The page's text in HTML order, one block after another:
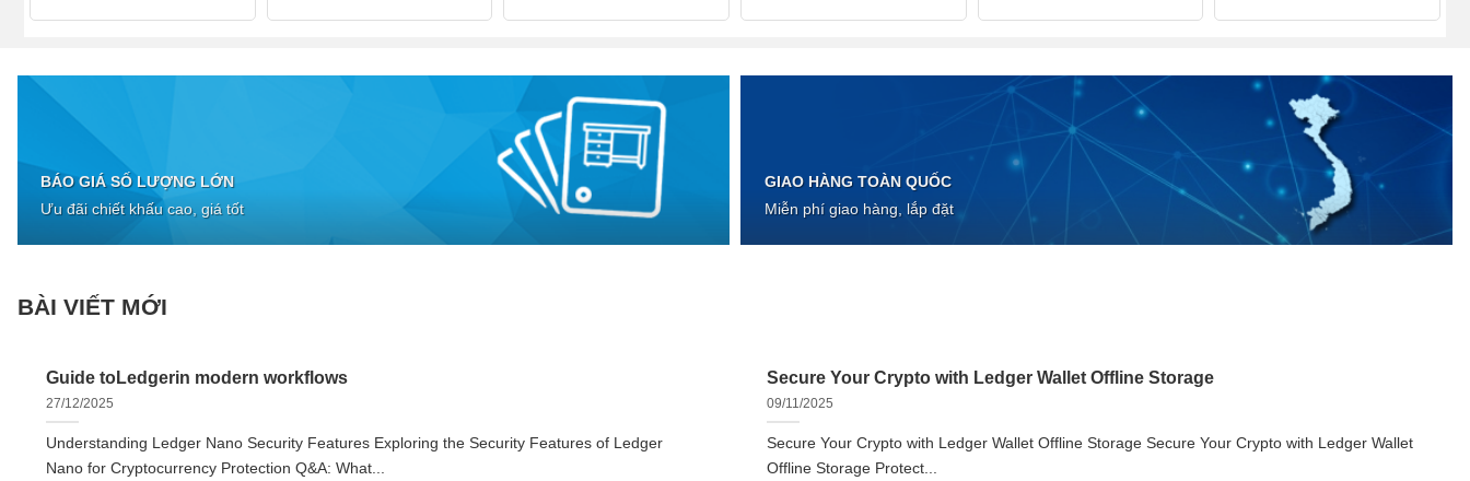
BÁO GIÁ SỐ LƯỢNG LỚN
Ưu đãi chiết khấu cao, giá tốt
GIAO HÀNG TOÀN QUỐC
Miễn phí giao hàng, lắp đặt
BÀI VIẾT MỚI
Guide toLedgerin modern workflows
27/12/2025
Understanding Ledger Nano Security Features Exploring the Security Features of Ledger
Nano for Cryptocurrency Protection Q&A: What...
Secure Your Crypto with Ledger Wallet Offline Storage
09/11/2025
Secure Your Crypto with Ledger Wallet Offline Storage Secure Your Crypto with Ledger Wallet
Offline Storage Protect...